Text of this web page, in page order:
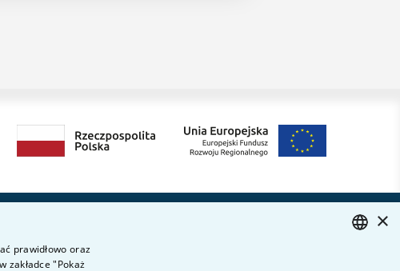
Kontakt
×
prawidłowo oraz
zakładce "Pokaż